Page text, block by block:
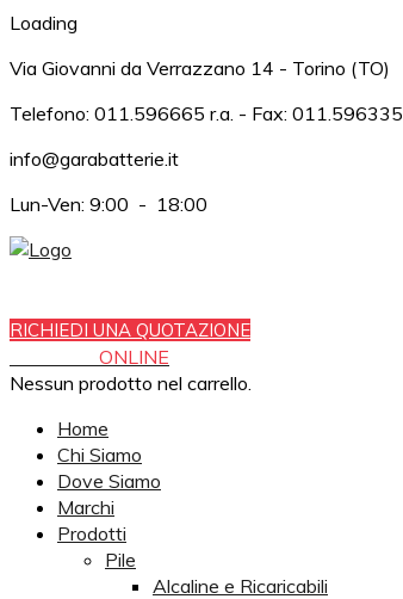
Loading
Via Giovanni da Verrazzano 14 - Torino (TO)
Telefono: 011.596665 r.a. - Fax: 011.596335
info@garabatterie.it
Lun-Ven: 9:00 - 18:00
RICHIEDI UNA QUOTAZIONE
ONLINE
Nessun prodotto nel carrello.
Home
Chi Siamo
Dove Siamo
Marchi
Prodotti
Pile
Alcaline e Ricaricabili